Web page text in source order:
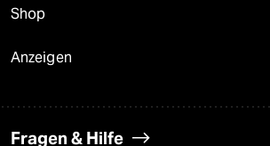
Shop
Anzeigen
Fragen & Hilfe